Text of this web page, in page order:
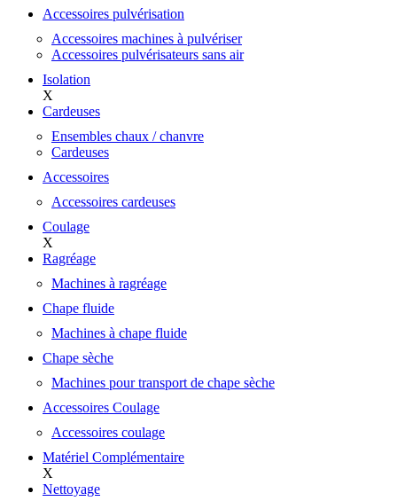
Accessoires pulvérisation
Accessoires machines à pulvériser
Accessoires pulvérisateurs sans air
Isolation
X
Cardeuses
Ensembles chaux / chanvre
Cardeuses
Accessoires
Accessoires cardeuses
Coulage
X
Ragréage
Machines à ragréage
Chape fluide
Machines à chape fluide
Chape sèche
Machines pour transport de chape sèche
Accessoires Coulage
Accessoires coulage
Matériel Complémentaire
X
Nettoyage